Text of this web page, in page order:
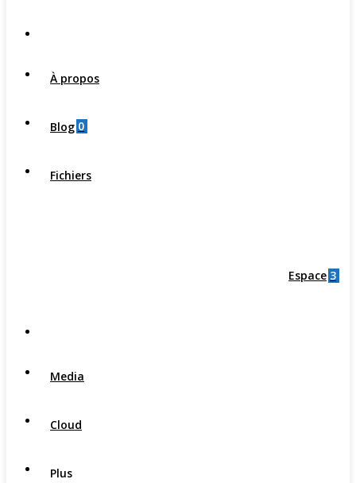
À propos
Blog 0
Fichiers
Espace 3
Media
Cloud
Plus